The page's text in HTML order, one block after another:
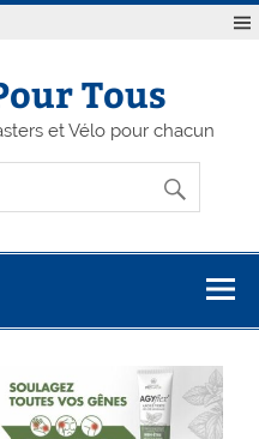
Tous
et Vélo pour chacun